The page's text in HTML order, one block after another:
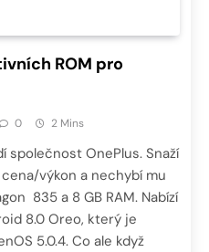
ROM pro
0 2 Mins
společnost OnePlus. Snaží
výkon a nechybí mu
835 a 8 GB RAM. Nabízí
8.0 Oreo, který je
5.0.4. Co ale když